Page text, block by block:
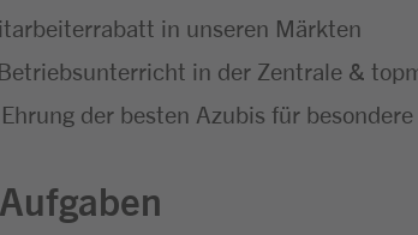
in unseren Märkten
Betriebsunterricht in der Zentrale &
Ehrung der besten Azubis für